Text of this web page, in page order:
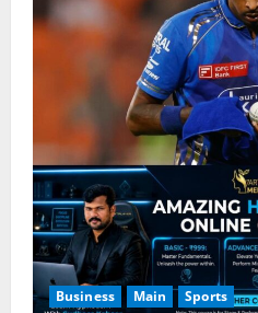
Business Main Sports